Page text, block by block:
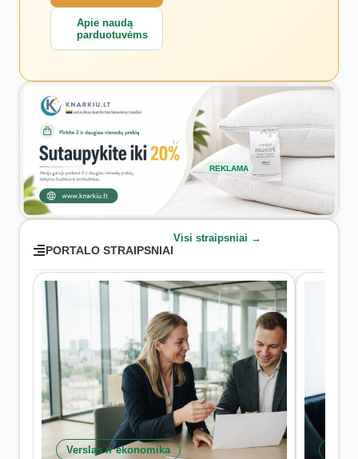
Apie naudą
parduotuvėms
REKLAMA
PORTALO STRAIPSNIAI
Visi straipsniai →
Verslas ir ekonomika